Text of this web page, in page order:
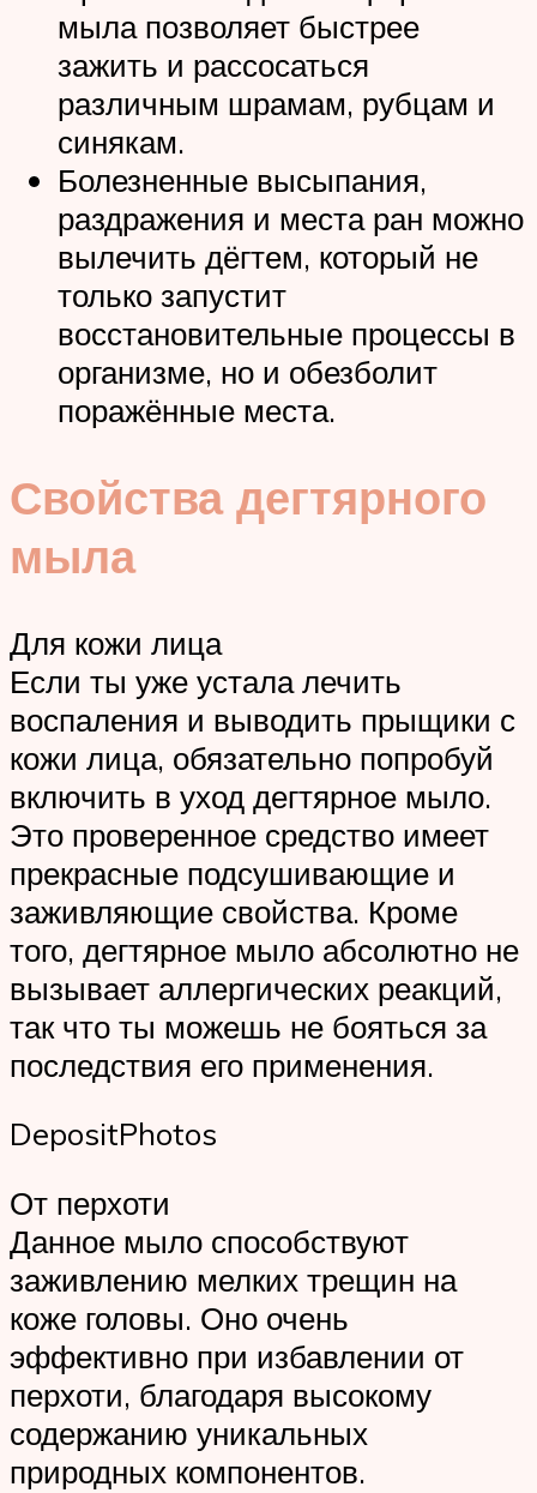
мыла позволяет быстрее
зажить и рассосаться
различным шрамам, рубцам и
синякам.
Болезненные высыпания,
раздражения и места ран можно
вылечить дёгтем, который не
только запустит
восстановительные процессы в
организме, но и обезболит
поражённые места.
Свойства дегтярного
мыла
Для кожи лица
Если ты уже устала лечить
воспаления и выводить прыщики с
кожи лица, обязательно попробуй
включить в уход дегтярное мыло.
Это проверенное средство имеет
прекрасные подсушивающие и
заживляющие свойства. Кроме
того, дегтярное мыло абсолютно не
вызывает аллергических реакций,
так что ты можешь не бояться за
последствия его применения.
DepositPhotos
От перхоти
Данное мыло способствуют
заживлению мелких трещин на
коже головы. Оно очень
эффективно при избавлении от
перхоти, благодаря высокому
содержанию уникальных
природных компонентов.